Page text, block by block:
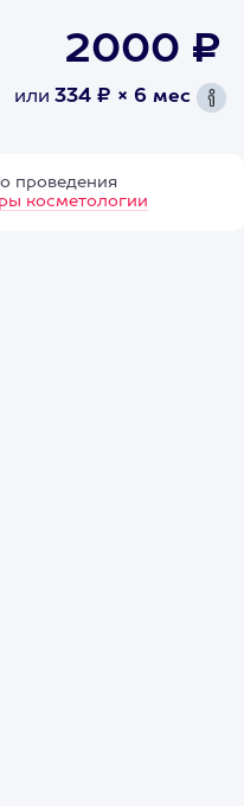
2000 ₽
или 334 ₽ × 6 мес
проведения
косметологии